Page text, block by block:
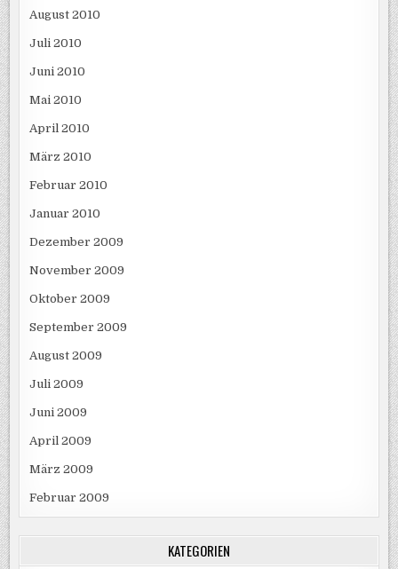
August 2010
Juli 2010
Juni 2010
Mai 2010
April 2010
März 2010
Februar 2010
Januar 2010
Dezember 2009
November 2009
Oktober 2009
September 2009
August 2009
Juli 2009
Juni 2009
April 2009
März 2009
Februar 2009
KATEGORIEN